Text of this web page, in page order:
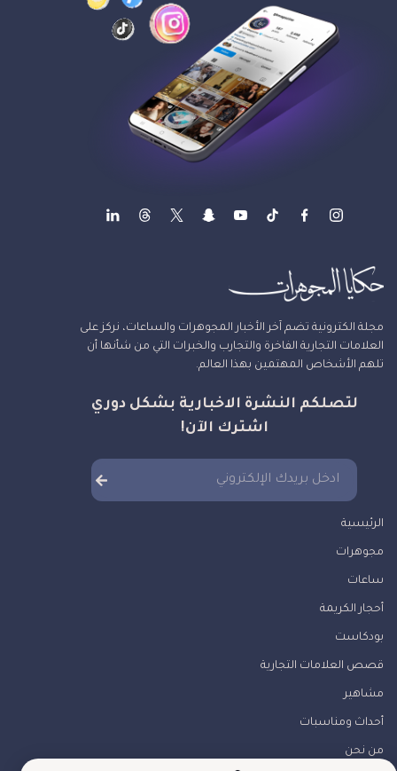
مجلة الكترونية تضم آخر الأخبار المجوهرات والساعات، نركز على
العلامات التجارية الفاخرة والتجارب والخبرات التي من شأنها أن
تلهم الأشخاص المهتمين بهذا العالم.
لتصلكم النشرة الاخبارية بشكل دوري
اشترك الآن!
الرئيسية
مجوهرات
ساعات
أحجار الكريمة
بودكاست
قصص العلامات التجارية
مشاهير
أحداث ومناسبات
من نحن